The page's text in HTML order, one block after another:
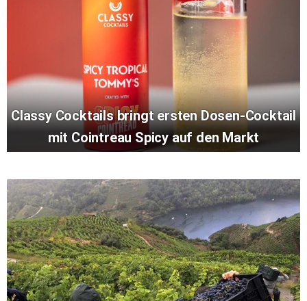
Classy Cocktails bringt ersten Dosen-Cocktail
mit Cointreau Spicy auf den Markt